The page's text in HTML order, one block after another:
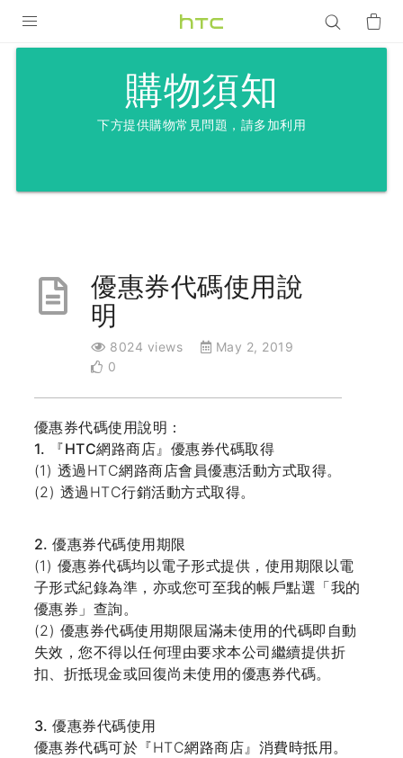
優惠專區
焦點訊息
VIVELAND
購物須知
下方提供購物常見問題，請多加利用
優惠券代碼使用說
明
8024 views
May 2, 2019
0
優惠券代碼使用說明：
1. 『HTC網路商店』優惠券代碼取得
(1) 透過HTC網路商店會員優惠活動方式取得。
(2) 透過HTC行銷活動方式取得。
2. 優惠券代碼使用期限
(1) 優惠券代碼均以電子形式提供，使用期限以電
子形式紀錄為準，亦或您可至我的帳戶點選「我的
優惠券」查詢。
(2) 優惠券代碼使用期限屆滿未使用的代碼即自動
失效，您不得以任何理由要求本公司繼續提供折
扣、折抵現金或回復尚未使用的優惠券代碼。
3. 優惠券代碼使用
優惠券代碼可於『HTC網路商店』消費時抵用。